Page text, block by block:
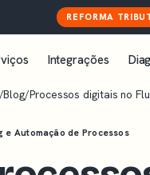
REFORMA
Integrações
/Blog/Processos digitais no
e Automação de Processos